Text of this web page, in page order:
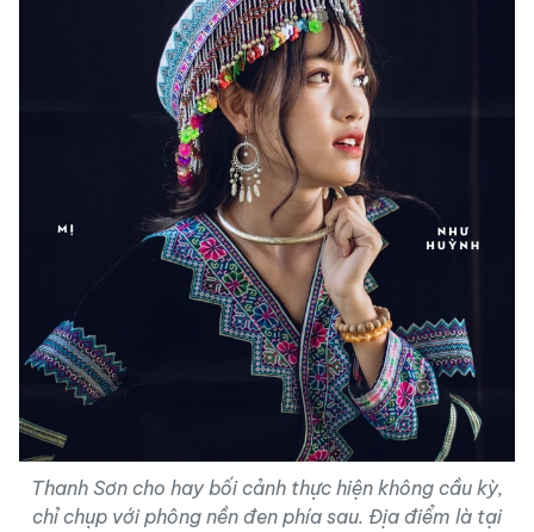
Thanh Sơn cho hay bối cảnh thực hiện không cầu kỳ,
chỉ chụp với phông nền đen phía sau. Địa điểm là tại